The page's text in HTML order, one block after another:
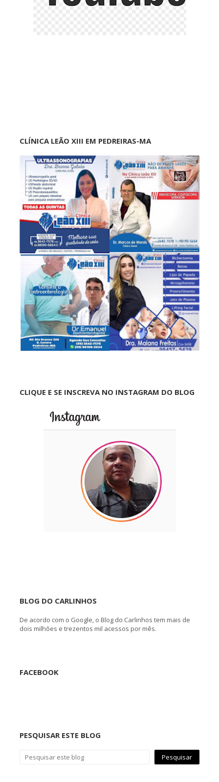
CLÍNICA LEÃO XIII EM PEDREIRAS-MA
CLIQUE E SE INSCREVA NO INSTAGRAM DO BLOG
BLOG DO CARLINHOS
De acordo com o Google, o Blog do Carlinhos tem mais de
dois milhões e trezentos mil acessos por mês.
FACEBOOK
PESQUISAR ESTE BLOG